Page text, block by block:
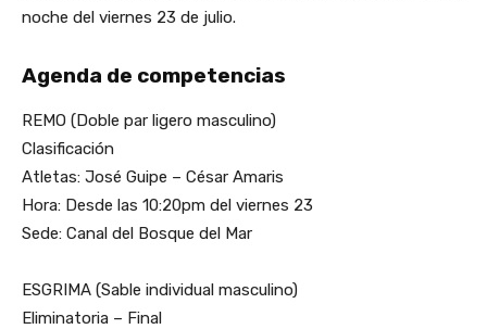
noche del viernes 23 de julio.
Agenda de competencias
REMO (Doble par ligero masculino)
Clasificación
Atletas: José Guipe – César Amaris
Hora: Desde las 10:20pm del viernes 23
Sede: Canal del Bosque del Mar
ESGRIMA (Sable individual masculino)
Eliminatoria – Final